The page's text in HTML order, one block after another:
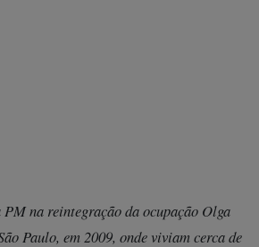
PM na reintegração da ocupação Olga
Paulo, em 2009, onde viviam cerca de